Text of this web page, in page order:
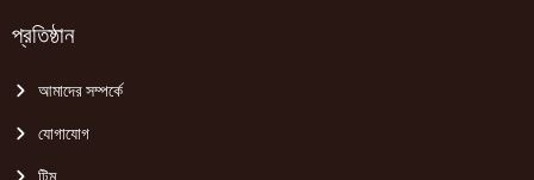
প্রতিষ্ঠান
আমাদের সম্পর্কে
যোগাযোগ